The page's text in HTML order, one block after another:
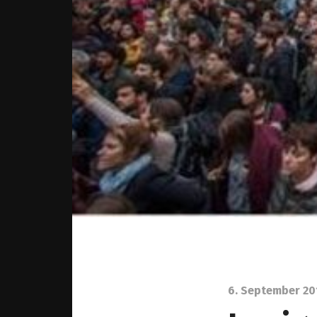
6. September